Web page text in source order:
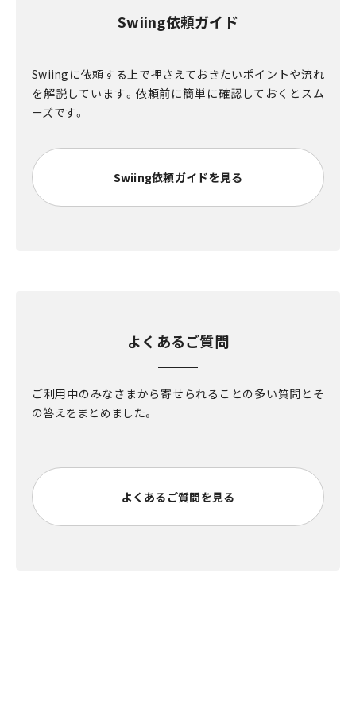
Swiing依頼ガイド
Swiingに依頼する上で押さえておきたいポイントや流れ
を解説しています。依頼前に簡単に確認しておくとスム
ーズです。
Swiing依頼ガイドを見る
よくあるご質問
ご利用中のみなさまから寄せられることの多い質問とそ
の答えをまとめました。
よくあるご質問を見る